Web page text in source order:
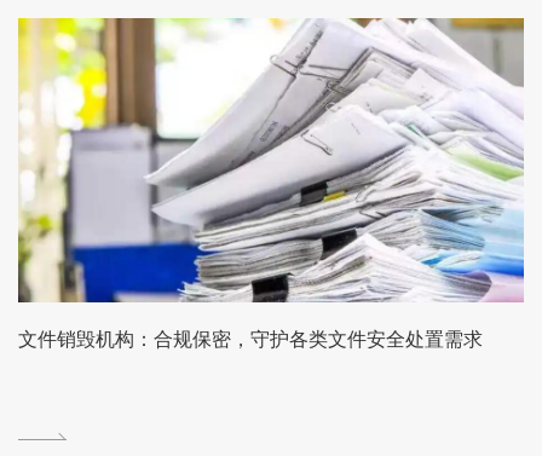
文件销毁机构：合规保密，守护各类文件安全处置需求